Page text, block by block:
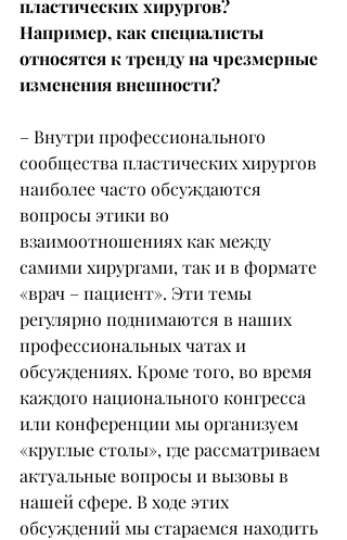
пластических хирургов?
Например, как специалисты
относятся к тренду на чрезмерные
изменения внешности?
– Внутри профессионального
сообщества пластических хирургов
наиболее часто обсуждаются
вопросы этики во
взаимоотношениях как между
самими хирургами, так и в формате
«врач – пациент». Эти темы
регулярно поднимаются в наших
профессиональных чатах и
обсуждениях. Кроме того, во время
каждого национального конгресса
или конференции мы организуем
«круглые столы», где рассматриваем
актуальные вопросы и вызовы в
нашей сфере. В ходе этих
обсуждений мы стараемся находить